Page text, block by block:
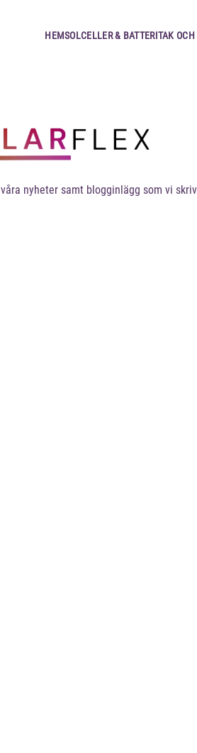
HEMSOLCELLER & BATTERITAK OCH
nyheter samt blogginlägg som vi